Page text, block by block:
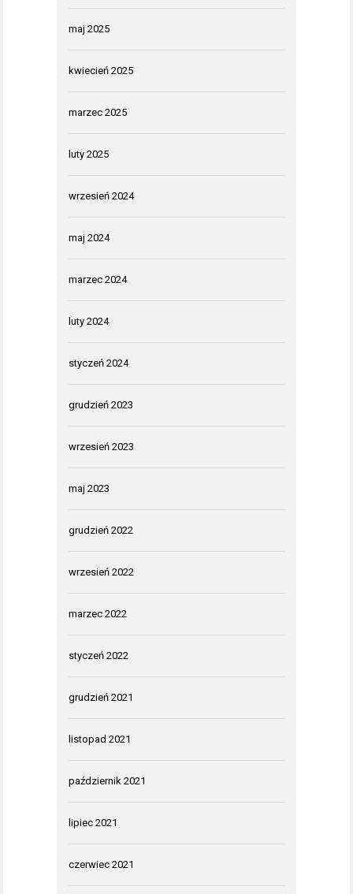
maj 2025
kwiecień 2025
marzec 2025
luty 2025
wrzesień 2024
maj 2024
marzec 2024
luty 2024
styczeń 2024
grudzień 2023
wrzesień 2023
maj 2023
grudzień 2022
wrzesień 2022
marzec 2022
styczeń 2022
grudzień 2021
listopad 2021
październik 2021
lipiec 2021
czerwiec 2021